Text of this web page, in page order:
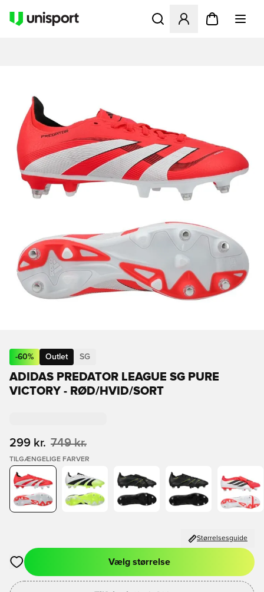
Åbner en Modal til at
-60% Outlet SG
ADIDAS PREDATOR LEAGUE SG PURE
VICTORY - RØD/HVID/SORT
299 kr. 749 kr.
TILGÆNGELIGE FARVER
Størrelsesguide
Åbner en Modal til at logge ind eller tilmelde dig som medlem
Vælg størrelse